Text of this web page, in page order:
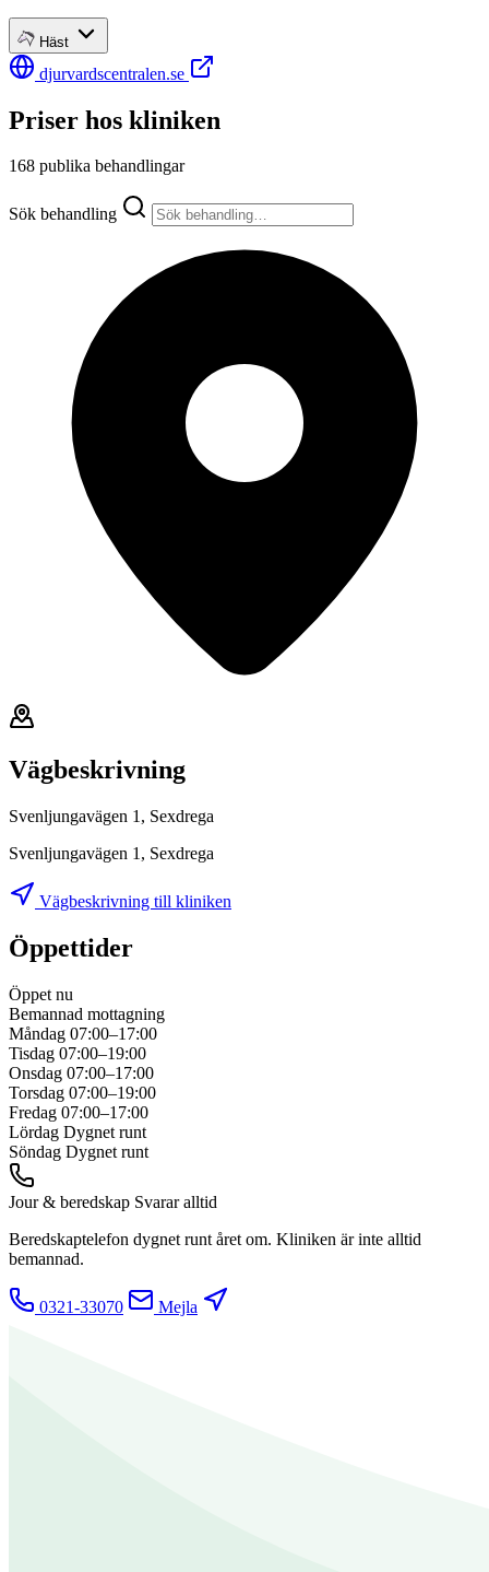
Häst
djurvardscentralen.se
Priser hos kliniken
168 publika behandlingar
Sök behandling
Vägbeskrivning
Svenljungavägen 1, Sexdrega
Svenljungavägen 1, Sexdrega
Vägbeskrivning till kliniken
Öppettider
Öppet nu
Bemannad mottagning
Måndag 07:00–17:00
Tisdag 07:00–19:00
Onsdag 07:00–17:00
Torsdag 07:00–19:00
Fredag 07:00–17:00
Lördag Dygnet runt
Söndag Dygnet runt
Jour & beredskap Svarar alltid
Beredskaptelefon dygnet runt året om. Kliniken är inte alltid
bemannad.
0321-33070 Mejla